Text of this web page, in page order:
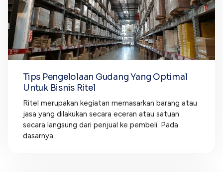
Tips Pengelolaan Gudang Yang Optimal
Untuk Bisnis Ritel
Ritel merupakan kegiatan memasarkan barang atau
jasa yang dilakukan secara eceran atau satuan
secara langsung dari penjual ke pembeli. Pada
dasarnya...